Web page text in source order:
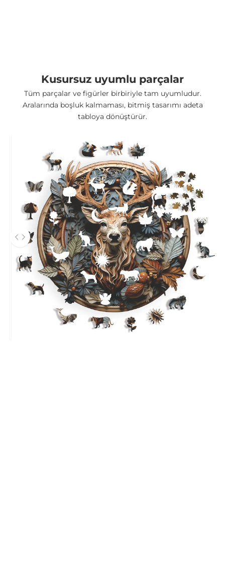
Kusursuz uyumlu parçalar
Tüm parçalar ve figürler birbiriyle tam uyumludur.
Aralarında boşluk kalmaması, bitmiş tasarımı adeta
tabloya dönüştürür.
Önce ve sonra fotoğrafları arasında gezinmek için sol ve sağ